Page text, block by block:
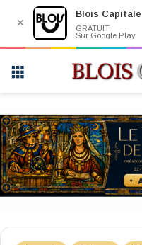
✕
Blois Capitale
GRATUIT
Sur Google Play